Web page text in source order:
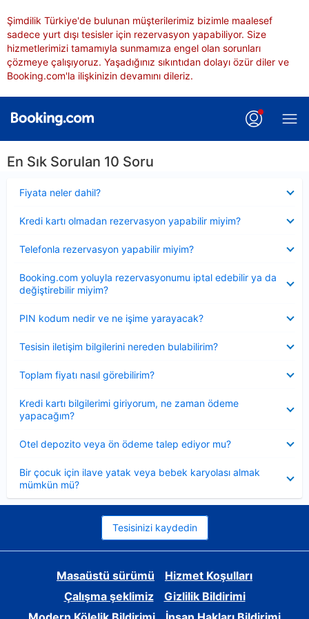
Şimdilik Türkiye'de bulunan müşterilerimiz bizimle maalesef
sadece yurt dışı tesisler için rezervasyon yapabiliyor. Size
hizmetlerimizi tamamıyla sunmamıza engel olan sorunları
çözmeye çalışıyoruz. Yaşadığınız sıkıntıdan dolayı özür diler ve
Booking.com'la ilişkinizin devamını dileriz.
En Sık Sorulan 10 Soru
Fiyata neler dahil?
Kredi kartı olmadan rezervasyon yapabilir miyim?
Telefonla rezervasyon yapabilir miyim?
Booking.com yoluyla rezervasyonumu iptal edebilir ya da
değiştirebilir miyim?
PIN kodum nedir ve ne işime yarayacak?
Tesisin iletişim bilgilerini nereden bulabilirim?
Toplam fiyatı nasıl görebilirim?
Kredi kartı bilgilerimi giriyorum, ne zaman ödeme
yapacağım?
Otel depozito veya ön ödeme talep ediyor mu?
Bir çocuk için ilave yatak veya bebek karyolası almak
mümkün mü?
Tesisinizi kaydedin
Masaüstü sürümü
Hizmet Koşulları
Çalışma şeklimiz
Gizlilik Bildirimi